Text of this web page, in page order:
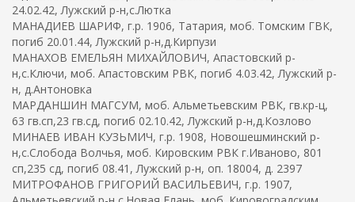
24.02.42, Лужский р-н,с.Лютка
МАНАДИЕВ ШАРИФ, г.р. 1906, Татария, моб. Томским ГВК,
погиб 20.01.44, Лужский р-н,д.Кирпузи
МАНАХОВ ЕМЕЛЬЯН МИХАЙЛОВИЧ, Апастовский р-
н,с.Ключи, моб. Апастовским РВК, погиб 4.03.42, Лужский р-
н, д.Антоновка
МАРДАНШИН МАГСУМ, моб. Альметьевским РВК, гв.кр-ц,
63 гв.сп,23 гв.сд, погиб 02.10.42, Лужский р-н,д.Козлово
МИНАЕВ ИВАН КУЗЬМИЧ, г.р. 1908, Новошешминский р-
н,с.Слобода Волчья, моб. Кировским РВК г.Иваново, 801
сп,235 сд, погиб 08.41, Лужский р-н, оп. 18004, д. 2397
МИТРОФАНОВ ГРИГОРИЙ ВАСИЛЬЕВИЧ, г.р. 1907,